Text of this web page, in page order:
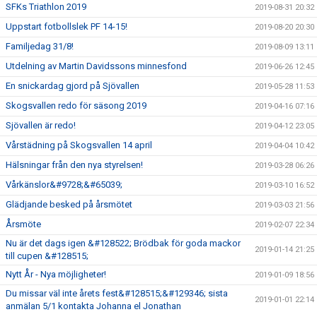
SFKs Triathlon 2019 2019-08-31 20:32
Uppstart fotbollslek PF 14-15! 2019-08-20 20:30
Familjedag 31/8! 2019-08-09 13:11
Utdelning av Martin Davidssons minnesfond 2019-06-26 12:45
En snickardag gjord på Sjövallen 2019-05-28 11:53
Skogsvallen redo för säsong 2019 2019-04-16 07:16
Sjövallen är redo! 2019-04-12 23:05
Vårstädning på Skogsvallen 14 april 2019-04-04 10:42
Hälsningar från den nya styrelsen! 2019-03-28 06:26
Vårkänslor&#9728;&#65039; 2019-03-10 16:52
Glädjande besked på årsmötet 2019-03-03 21:56
Årsmöte 2019-02-07 22:34
Nu är det dags igen &#128522; Brödbak för goda mackor
till cupen &#128515;
2019-01-14 21:25
Nytt År - Nya möjligheter! 2019-01-09 18:56
Du missar väl inte årets fest&#128515;&#129346; sista
anmälan 5/1 kontakta Johanna el Jonathan
2019-01-01 22:14